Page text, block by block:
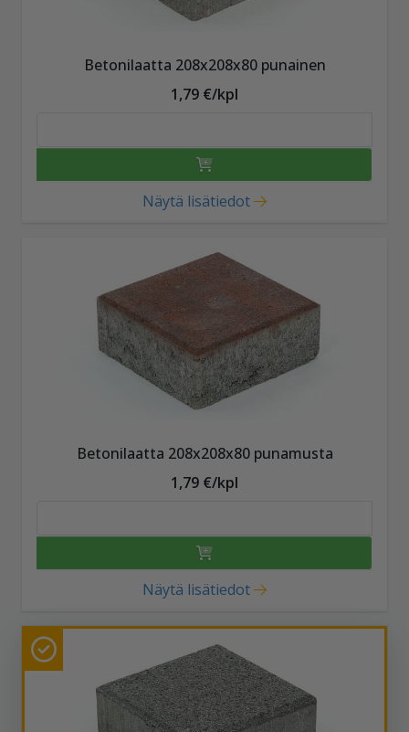
Betonilaatta 208x208x80 punainen
1,79 €/kpl
Näytä lisätiedot
Betonilaatta 208x208x80 punamusta
1,79 €/kpl
Näytä lisätiedot